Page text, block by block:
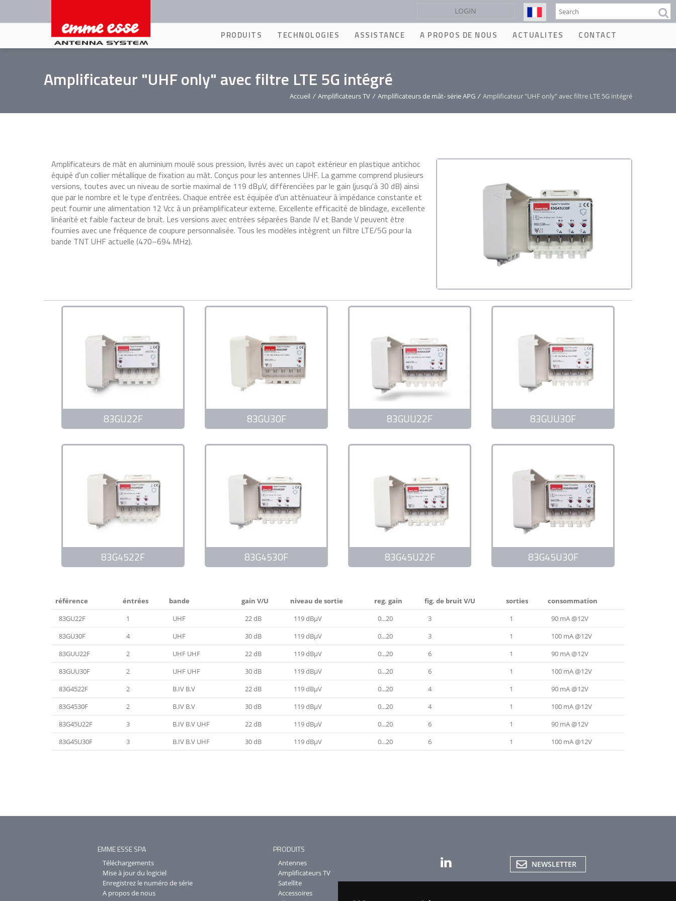
contenu
LOGIN Rechercher
PRODUITS TECHNOLOGIES ASSISTANCE A PROPOS DE NOUS ACTUALITES CONTACT
Amplificateur "UHF only" avec filtre LTE 5G intégré
Accueil / Amplificateurs TV / Amplificateurs de mât- série APG / Amplificateur "UHF only" avec filtre LTE 5G intégré
Amplificateurs de mât en aluminium moulé sous pression, livrés avec un capot extérieur en plastique antichoc
équipé d'un collier métallique de fixation au mât. Conçus pour les antennes UHF. La gamme comprend plusieurs
versions, toutes avec un niveau de sortie maximal de 119 dBµV, différenciées par le gain (jusqu'à 30 dB) ainsi
que par le nombre et le type d'entrées. Chaque entrée est équipée d'un atténuateur à impédance constante et
peut fournir une alimentation 12 Vcc à un préamplificateur externe. Excellente efficacité de blindage, excellente
linéarité et faible facteur de bruit. Les versions avec entrées séparées Bande IV et Bande V peuvent être
fournies avec une fréquence de coupure personnalisée. Tous les modèles intègrent un filtre LTE/5G pour la
bande TNT UHF actuelle (470–694 MHz).
83GU22F 83GU30F 83GUU22F 83GUU30F
83G4522F 83G4530F 83G45U22F 83G45U30F
référence éntrées bande gain V/U niveau de sortie reg. gain fig. de bruit V/U sorties
consommation
83GU22F
1 UHF 22 dB 119 dBμV 0...20 3 1
90 mA @12V
83GU30F
4 UHF 30 dB 119 dBμV 0...20 3 1
100 mA @12V
83GUU22F
2 UHF UHF 22 dB 119 dBμV 0...20 6 1
90 mA @12V
83GUU30F
2 UHF UHF 30 dB 119 dBμV 0...20 6 1
100 mA @12V
83G4522F
2 B.IV B.V 22 dB 119 dBμV 0...20 4 1
90 mA @12V
83G4530F
2 B.IV B.V 30 dB 119 dBμV 0...20 4 1
100 mA @12V
83G45U22F
3 B.IV B.V UHF 22 dB 119 dBμV 0...20 6 1
90 mA @12V
83G45U30F
3 B.IV B.V UHF 30 dB 119 dBμV 0...20 6 1 100 mA @12V
EMME ESSE SPA
Téléchargements
Mise à jour du logiciel
Enregistrez le numéro de série
A propos de nous
PRODUITS
Antennes
Amplificateurs TV
Satellite
Accessoires
NEWSLETTER